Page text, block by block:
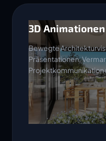
3D Animationen
Bewegte
Präsentationen,
Projektkommunikation